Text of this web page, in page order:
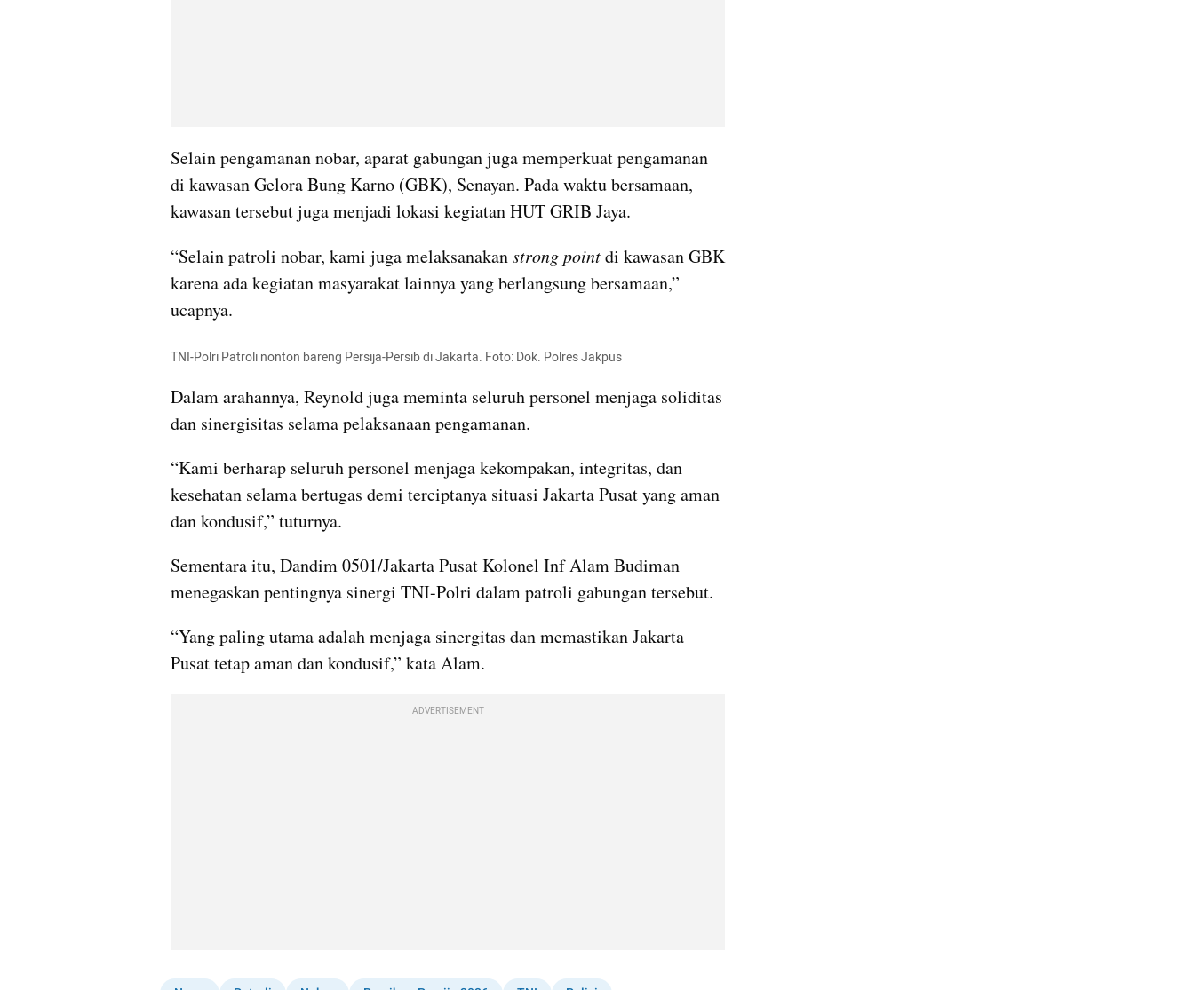
Selain pengamanan nobar, aparat gabungan juga memperkuat pengamanan
di kawasan Gelora Bung Karno (GBK), Senayan. Pada waktu bersamaan,
kawasan tersebut juga menjadi lokasi kegiatan HUT GRIB Jaya.
“Selain patroli nobar, kami juga melaksanakan strong point di kawasan GBK
karena ada kegiatan masyarakat lainnya yang berlangsung bersamaan,”
ucapnya.
TNI-Polri Patroli nonton bareng Persija-Persib di Jakarta. Foto: Dok. Polres Jakpus
Dalam arahannya, Reynold juga meminta seluruh personel menjaga soliditas
dan sinergisitas selama pelaksanaan pengamanan.
“Kami berharap seluruh personel menjaga kekompakan, integritas, dan
kesehatan selama bertugas demi terciptanya situasi Jakarta Pusat yang aman
dan kondusif,” tuturnya.
Sementara itu, Dandim 0501/Jakarta Pusat Kolonel Inf Alam Budiman
menegaskan pentingnya sinergi TNI-Polri dalam patroli gabungan tersebut.
“Yang paling utama adalah menjaga sinergitas dan memastikan Jakarta
Pusat tetap aman dan kondusif,” kata Alam.
ADVERTISEMENT